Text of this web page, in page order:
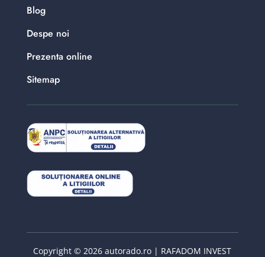
Blog
Despe noi
Prezenta online
Sitemap
Copyright © 2026 autorado.ro | RAFADOM INVEST